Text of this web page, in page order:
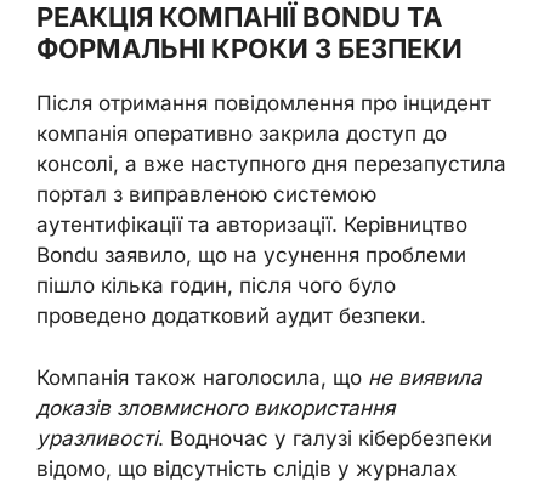
РЕАКЦІЯ КОМПАНІЇ BONDU ТА
ФОРМАЛЬНІ КРОКИ З БЕЗПЕКИ
Після отримання повідомлення про інцидент
компанія оперативно закрила доступ до
консолі, а вже наступного дня перезапустила
портал з виправленою системою
аутентифікації та авторизації. Керівництво
Bondu заявило, що на усунення проблеми
пішло кілька годин, після чого було
проведено додатковий аудит безпеки.
Компанія також наголосила, що не виявила
доказів зловмисного використання
уразливості. Водночас у галузі кібербезпеки
відомо, що відсутність слідів у журналах